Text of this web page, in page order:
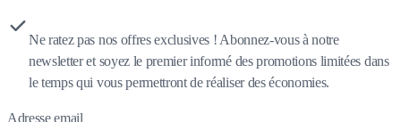
Ne ratez pas nos offres exclusives ! Abonnez-vous à notre
newsletter et soyez le premier informé des promotions limitées dans
le temps qui vous permettront de réaliser des économies.
Adresse email